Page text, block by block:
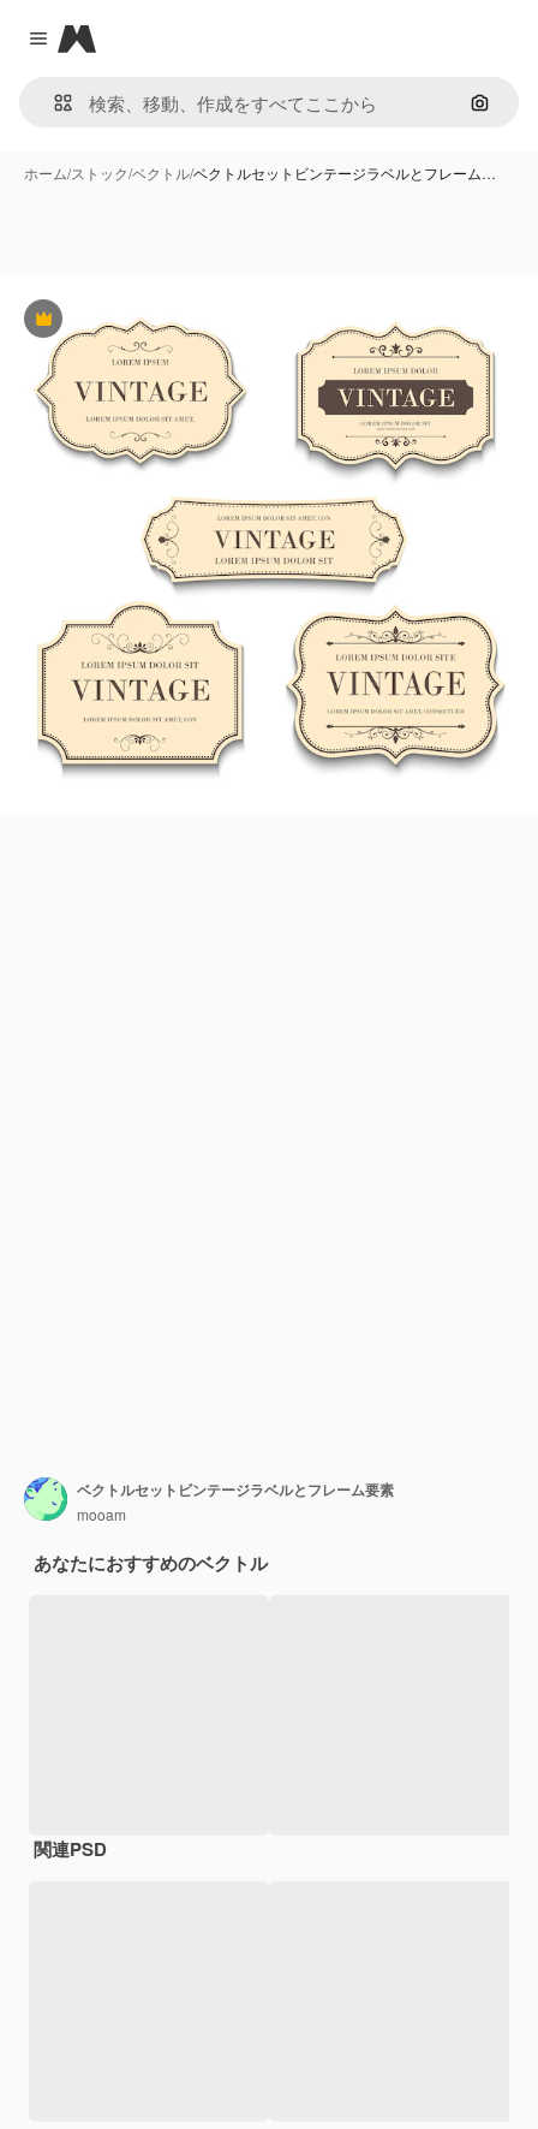
Close menu
Magnific
画像で
ホーム/ストック/ベクトル/ベクトルセットビンテージラベルとフレーム…
Premium
ベクトルセットビンテージラベルとフレーム要素
mooam
あなたにおすすめのベクトル
関連PSD